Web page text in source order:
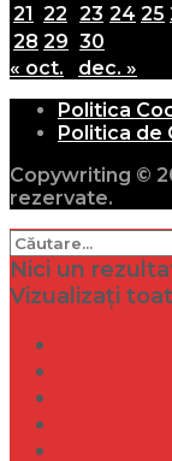
21
22 23 24 25
28 29 30
« oct.
dec. »
Politica
Politica de
Copywriting ©
rezervate.
Nici un
Vizualizați